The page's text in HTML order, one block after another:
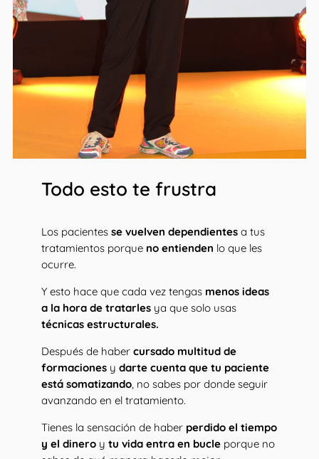
Todo esto te frustra
Los pacientes se vuelven dependientes a tus
tratamientos porque no entienden lo que les
ocurre.
Y esto hace que cada vez tengas menos ideas
a la hora de tratarles ya que solo usas
técnicas estructurales.
Después de haber cursado multitud de
formaciones y darte cuenta que tu paciente
está somatizando , no sabes por donde seguir
avanzando en el tratamiento.
Tienes la sensación de haber perdido el tiempo
y el dinero y tu vida entra en bucle porque no